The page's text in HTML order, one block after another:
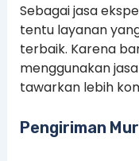
Sebagai jasa
tentu layanan
terbaik. Karena
menggunakan
tawarkan lebih
Pengiriman